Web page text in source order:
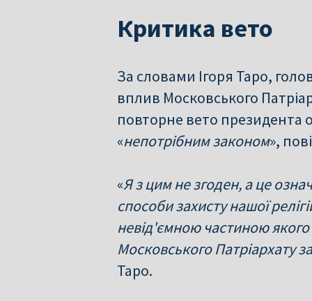
Критика вето
За словами Ігоря Таро,
вплив Московського
повторне вето президента
«непотрібним законом»,
«Я з цим не згоден, а це
способи захисту нашої
невід'ємною частиною
Московського Патріархату
Таро.